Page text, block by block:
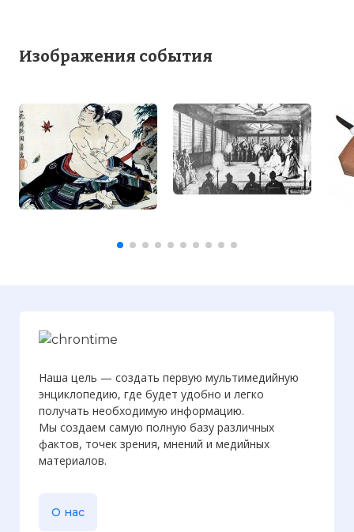
Изображения события
Фото статьи:
Наша цель — создать первую мультимедийную
энциклопедию, где будет удобно и легко
получать необходимую информацию.
Мы создаем самую полную базу различных
фактов, точек зрения, мнений и медийных
материалов.
О нас